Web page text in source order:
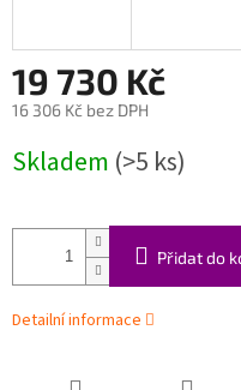
19 730 Kč
16 306 Kč bez DPH
cena:
Skladem (>5 ks)
Přidat do
Detailní informace